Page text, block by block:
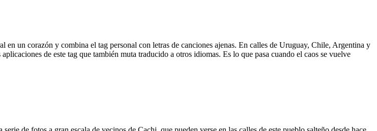
un corazón y combina el tag personal con letras de canciones ajenas. En calles de Uruguay, Chile, Argentina y
de este tag que también muta traducido a otros idiomas. Es lo que pasa cuando el caos se vuelve